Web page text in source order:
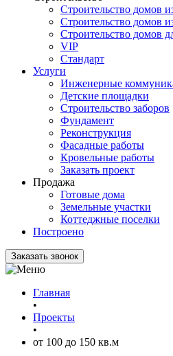
Строительство домов
Строительство домов
Строительство домов
VIP
Стандарт
Услуги
Инженерные
Детские площадки
Строительство заборов
Фундамент
Реконструкция
Фасадные работы
Кровельные работы
Заказать проект
Продажа
Готовые дома
Земельные участки
Коттеджные поселки
Построено
Заказать звонок
Главная
•
Проекты
•
от 100 до 150 кв.м